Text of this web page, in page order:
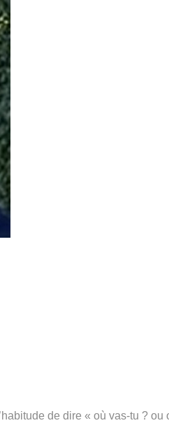
de dire « où vas-tu ? ou